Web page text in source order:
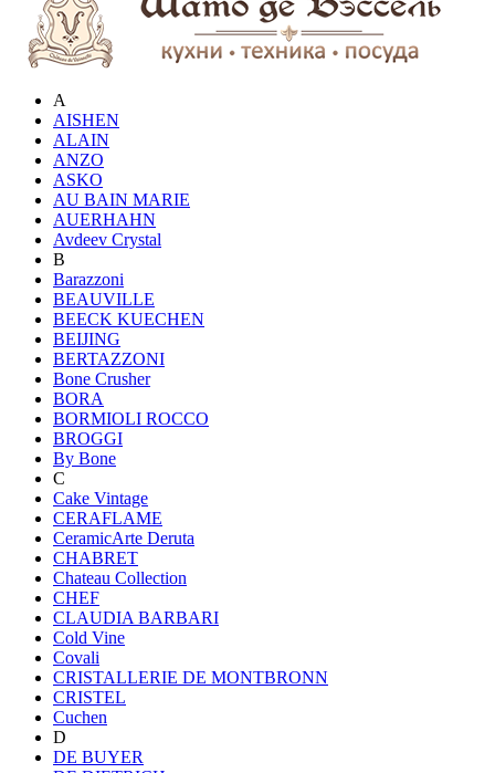
A
AISHEN
ALAIN
ANZO
ASKO
AU BAIN MARIE
AUERHAHN
Avdeev Crystal
B
Barazzoni
BEAUVILLE
BEECK KUECHEN
BEIJING
BERTAZZONI
Bone Crusher
BORA
BORMIOLI ROCCO
BROGGI
By Bone
C
Cake Vintage
CERAFLAME
CeramicArte Deruta
CHABRET
Chateau Collection
CHEF
CLAUDIA BARBARI
Cold Vine
Covali
CRISTALLERIE DE MONTBRONN
CRISTEL
Cuchen
D
DE BUYER